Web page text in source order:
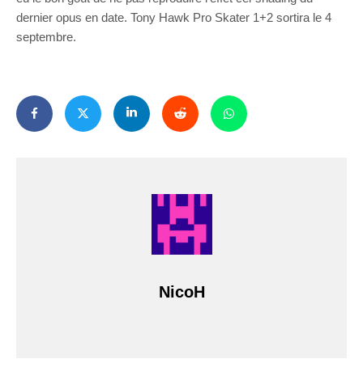
dernier opus en date. Tony Hawk Pro Skater 1+2 sortira le 4
septembre.
NicoH